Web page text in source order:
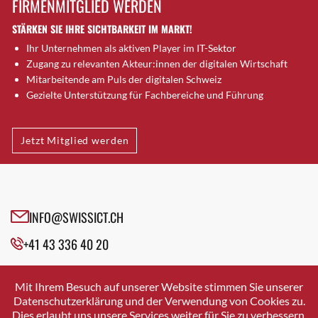
Brütten
Bubendorf
Bubikon
Buchs (SG)
Burgdorf
Bülach
Cazis
Cham
Davos Platz
Davos Platz 1
Dietikon
Dietlikon
FIRMENMITGLIED WERDEN
STÄRKEN SIE IHRE SICHTBARKEIT IM MARKT!
Ihr Unternehmen als aktiven Player im IT-Sektor
Zugang zu relevanten Akteur:innen der digitalen Wirtschaft
Mitarbeitende am Puls der digitalen Schweiz
Gezielte Unterstützung für Fachbereiche und Führung
Jetzt Mitglied werden
INFO@SWISSICT.CH
+41 43 336 40 20
SWISSICT
VULKANSTRASSE 120
8048 ZURICH
Mit Ihrem Besuch auf unserer Website stimmen Sie unserer
Datenschutzerklärung und der Verwendung von Cookies zu.
Dies erlaubt uns unsere Services weiter für Sie zu verbessern.